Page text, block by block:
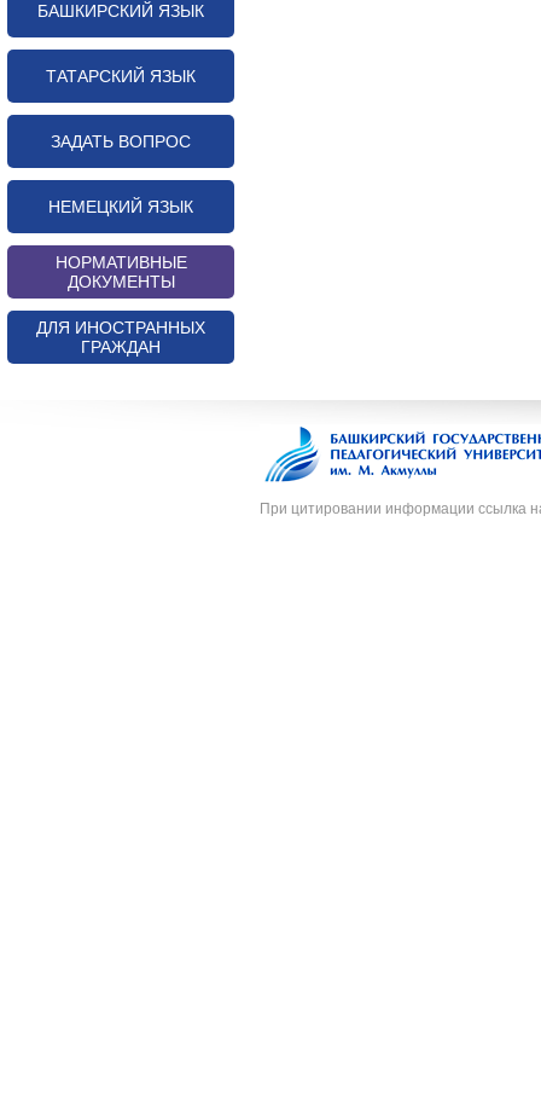
БАШКИРСКИЙ ЯЗЫК
ТАТАРСКИЙ ЯЗЫК
ЗАДАТЬ ВОПРОС
НЕМЕЦКИЙ ЯЗЫК
НОРМАТИВНЫЕ
ДОКУМЕНТЫ
ДЛЯ ИНОСТРАННЫХ
ГРАЖДАН
При цитировании информации ссылка